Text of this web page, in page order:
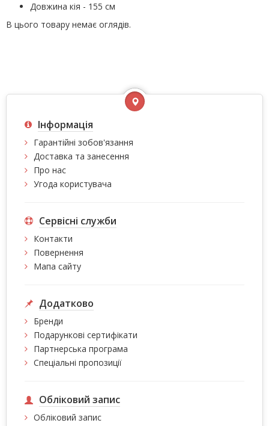
Довжина кія - 155 см
В цього товару немає оглядів.
Інформація
Гарантійні зобов'язання
Доставка та занесення
Про нас
Угода користувача
Сервісні служби
Контакти
Повернення
Мапа сайту
Додатково
Бренди
Подарункові сертифікати
Партнерська програма
Спеціальні пропозиції
Обліковий запис
Обліковий запис